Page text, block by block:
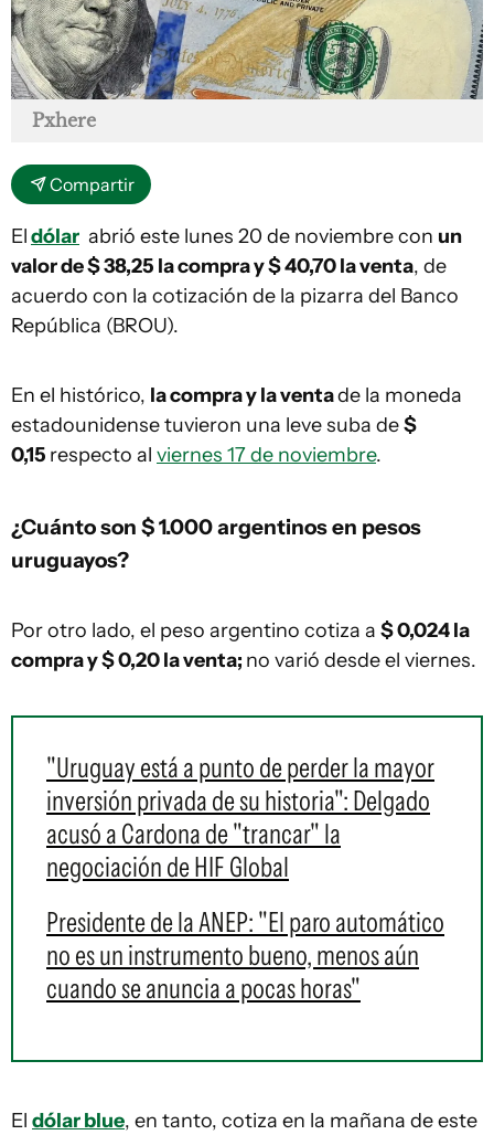
Pxhere
Compartir
Eldólar abrió este lunes 20 de noviembre con un
valor de $ 38,25 la compra y $ 40,70 la venta, de
acuerdo con la cotización de la pizarra del Banco
República (BROU).
En el histórico, la compra y la ventade la moneda
estadounidense tuvieron una leve suba de$
0,15 respecto al viernes 17 de noviembre.
¿Cuánto son $ 1.000 argentinos en pesos
uruguayos?
Por otro lado, el peso argentino cotiza a $ 0,024 la
compra y $ 0,20 la venta; no varió desde el viernes.
"Uruguay está a punto de perder la mayor
inversión privada de su historia": Delgado
acusó a Cardona de "trancar" la
negociación de HIF Global
Presidente de la ANEP: "El paro automático
no es un instrumento bueno, menos aún
cuando se anuncia a pocas horas"
El dólar blue, en tanto, cotiza en la mañana de este